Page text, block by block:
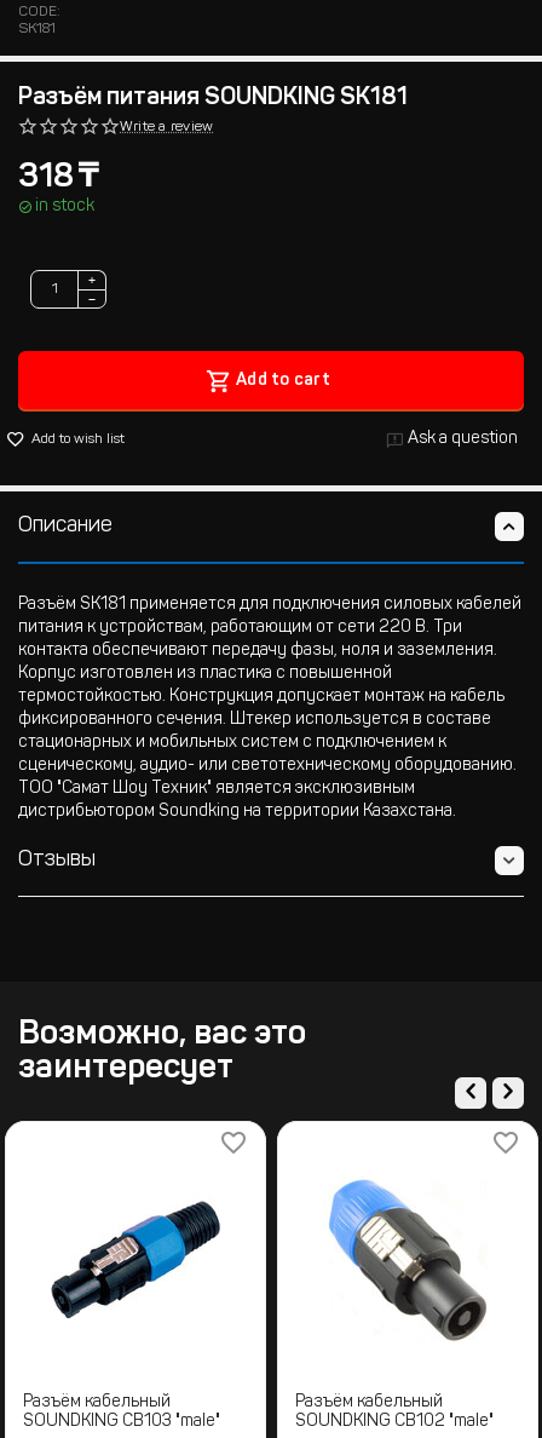
CODE:
SK181
Разъём питания SOUNDKING SK181
Write a review
318₸
in stock
+
−
Add to cart
Add to wish list Ask a question
Описание
Разъём SK181 применяется для подключения силовых кабелей
питания к устройствам, работающим от сети 220 В. Три
контакта обеспечивают передачу фазы, ноля и заземления.
Корпус изготовлен из пластика с повышенной
термостойкостью. Конструкция допускает монтаж на кабель
фиксированного сечения. Штекер используется в составе
стационарных и мобильных систем с подключением к
сценическому, аудио- или светотехническому оборудованию.
ТОО "Самат Шоу Техник" является эксклюзивным
дистрибьютором Soundking на территории Казахстана.
Отзывы
Возможно, вас это
заинтересует
Разъём кабельный
SOUNDKING CB103 "male"
Разъём кабельный
SOUNDKING CB102 "male"